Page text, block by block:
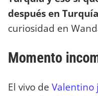
después en
curiosidad en
Momento
El vivo de Valentino